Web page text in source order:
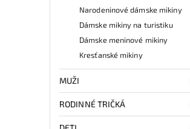
Narodeninové dámske mikiny
Dámske mikiny na turistiku
Dámske meninové mikiny
Kresťanské mikiny
MUŽI
RODINNÉ TRIČKÁ